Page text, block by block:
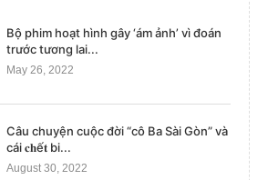
Bộ phim hoạt hình gây ‘ám ảnh’ vì đoán
trước tương lai...
May 26, 2022
Câu chuyện cuộc đời “cô Ba Sài Gòn” và
cái 𝐜𝐡ế𝐭 bi...
August 30, 2022